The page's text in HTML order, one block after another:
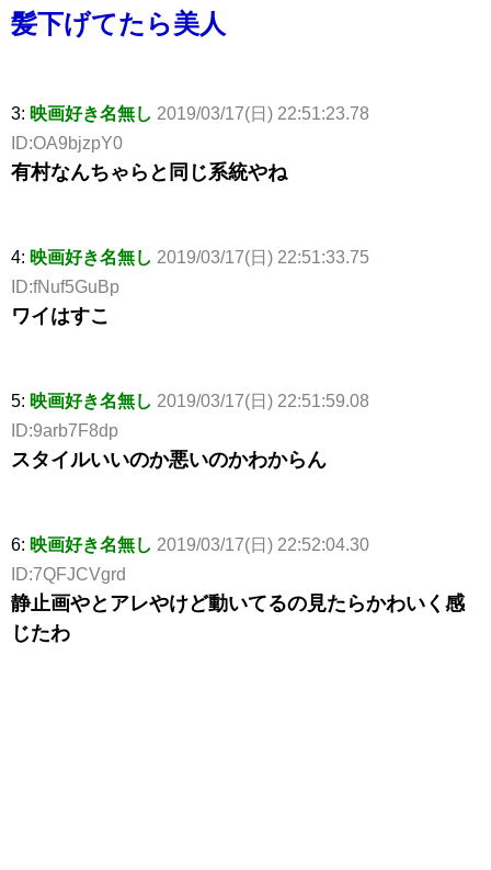
髪下げてたら美人
3: 映画好き名無し 2019/03/17(日) 22:51:23.78
ID:OA9bjzpY0
有村なんちゃらと同じ系統やね
4: 映画好き名無し 2019/03/17(日) 22:51:33.75
ID:fNuf5GuBp
ワイはすこ
5: 映画好き名無し 2019/03/17(日) 22:51:59.08
ID:9arb7F8dp
スタイルいいのか悪いのかわからん
6: 映画好き名無し 2019/03/17(日) 22:52:04.30
ID:7QFJCVgrd
静止画やとアレやけど動いてるの見たらかわいく感
じたわ